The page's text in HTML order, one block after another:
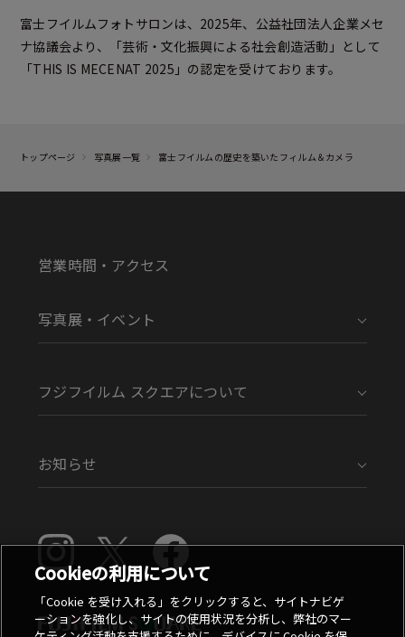
富士フイルムフォトサロンは、2025年、公益社団法人企業メセ
ナ協議会より、「芸術・文化振興による社会創造活動」として
「THIS IS MECENAT 2025」の認定を受けております。
トップページ 写真展一覧 富士フイルムの歴史を築いたフィルム＆カメラ
営業時間・アクセス
写真展・イベント
フジフイルム スクエアについて
お知らせ
Cookieの利用について
「Cookie を受け入れる」をクリックすると、サイトナビゲ
ーションを強化し、サイトの使用状況を分析し、弊社のマー